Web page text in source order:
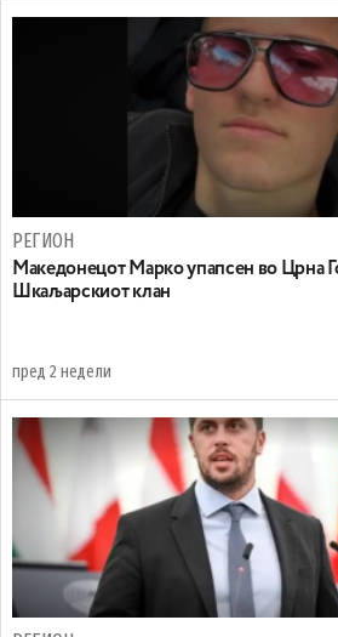
РЕГИОН
Maкедонецот Марко упапсен во Црна
Шкаљарскиот клан
пред 2 недели